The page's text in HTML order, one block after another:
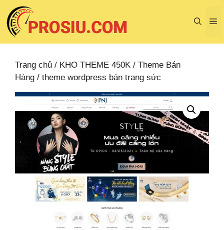
Chuyển
đến
nội
dung
Trang chủ / KHO THEME 450K / Theme Bán
Hàng / theme wordpress bán trang sức